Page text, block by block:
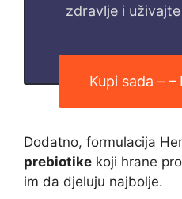
zdravlje i
Kupi sada –
Dodatno, formulacija
prebiotike koji hrane
im da djeluju najbolje.